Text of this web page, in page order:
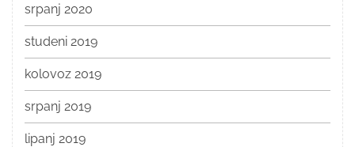
srpanj 2020
studeni 2019
kolovoz 2019
srpanj 2019
lipanj 2019